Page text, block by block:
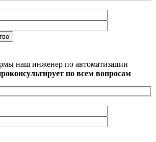
наш инженер по автоматизации
по всем вопросам